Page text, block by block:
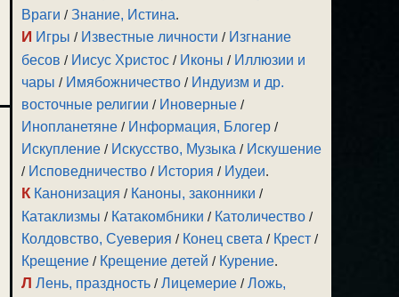
Враги /Знание, Истина.
И Игры / Известные личности / Изгнание
бесов / Иисус Христос / Иконы / Иллюзии и
чары / Имябожничество / Индуизм и др.
восточные религии / Иноверные /
Инопланетяне / Информация, Блогер /
Искупление / Искусство, Музыка / Искушение
/ Исповедничество / История / Иудеи.
К Канонизация / Каноны, законники /
Катаклизмы / Катакомбники / Католичество /
Колдовство, Суеверия / Конец света / Крест /
Крещение / Крещение детей / Курение.
Л Лень, праздность /Лицемерие /Ложь,